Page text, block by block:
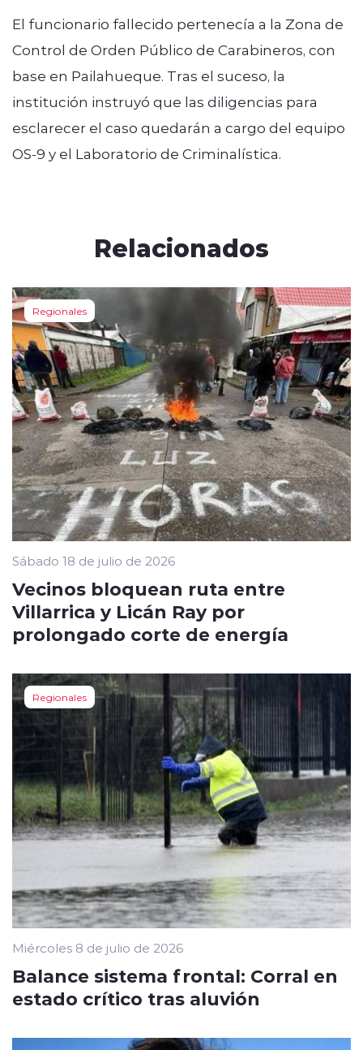
El funcionario fallecido pertenecía a la Zona de
Control de Orden Público de Carabineros, con
base en Pailahueque. Tras el suceso, la
institución instruyó que las diligencias para
esclarecer el caso quedarán a cargo del equipo
OS-9 y el Laboratorio de Criminalística.
Relacionados
Regionales
Sábado 18 de julio de 2026
Vecinos bloquean ruta entre
Villarrica y Licán Ray por
prolongado corte de energía
Regionales
Miércoles 8 de julio de 2026
Balance sistema frontal: Corral en
estado crítico tras aluvión